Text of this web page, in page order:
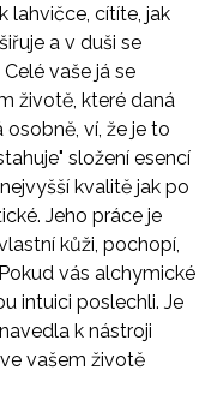
lahvičce, cítíte, jak
a v duši se
vaše já se
životě, které daná
osobně, ví, že je to
složení esencí
kvalitě jak po
Jeho práce je
kůži, pochopí,
vás alchymické
intuici poslechli. Je
k nástroji
vašem životě